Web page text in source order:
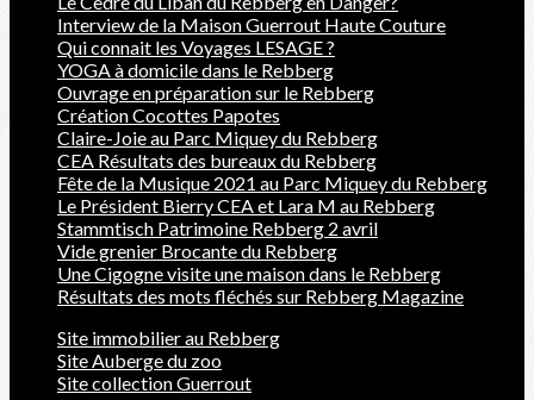
Interview de la Maison Guerrout Haute Couture
Qui connait les Voyages LESAGE ?
YOGA à domicile dans le Rebberg
Ouvrage en préparation sur le Rebberg
Création Cocottes Papotes
Claire-Joie au Parc Miquey du Rebberg
CEA Résultats des bureaux du Rebberg
Fête de la Musique 2021 au Parc Miquey du Rebberg
Le Président Bierry CEA et Lara M au Rebberg
Stammtisch Patrimoine Rebberg 2 avril
Vide grenier Brocante du Rebberg
Une Cigogne visite une maison dans le Rebberg
Résultats des mots fléchés sur Rebberg Magazine
Site immobilier au Rebberg
Site Auberge du zoo
Site collection Guerrout